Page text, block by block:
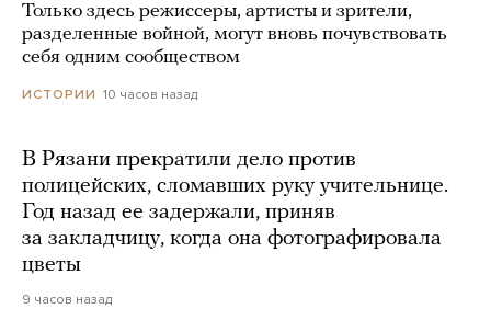
Только здесь режиссеры, артисты и зрители,
разделенные войной, могут вновь почувствовать
себя одним сообществом
ИСТОРИИ 10 часов назад
В Рязани прекратили дело против
полицейских, сломавших руку учительнице.
Год назад ее задержали, приняв
за закладчицу, когда она фотографировала
цветы
9 часов назад